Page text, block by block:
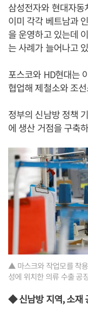
삼성전자와 현대자
이미 각각 베트남과
을 운영하고 있는데
는 사례가 늘어나고
포스코와 HD현대는
협업해 제철소와 조
정부의 신남방 정책
에 생산 거점을 구축
▲ 마스크와 작업모를 착
성에 위치한 의류 수출 공
◆ 신남방 지역, 소재